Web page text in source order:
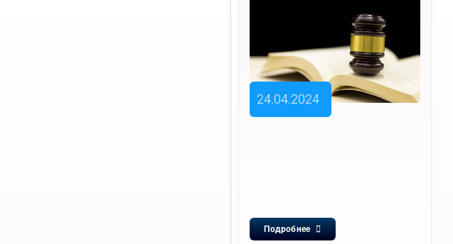
24.04.2024
Подробнее